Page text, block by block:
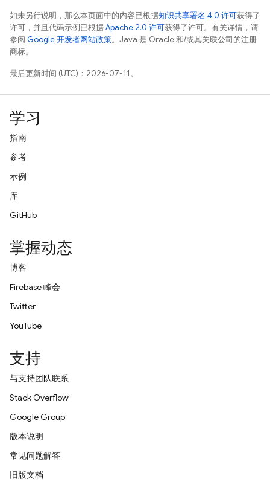
如未另行说明，那么本页面中的内容已根据知识共享署名 4.0 许可获得了
许可，并且代码示例已根据Apache 2.0 许可获得了许可。有关详情，请
参阅 Google 开发者网站政策。Java 是 Oracle 和/或其关联公司的注册
商标。
最后更新时间 (UTC)：2026-07-11。
学习
指南
参考
示例
库
GitHub
掌握动态
博客
Firebase 峰会
Twitter
YouTube
支持
与支持团队联系
Stack Overflow
Google Group
版本说明
常见问题解答
旧版文档